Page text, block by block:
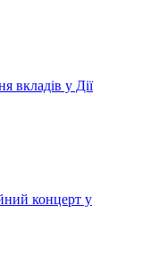
вкладів у Дії
концерт у